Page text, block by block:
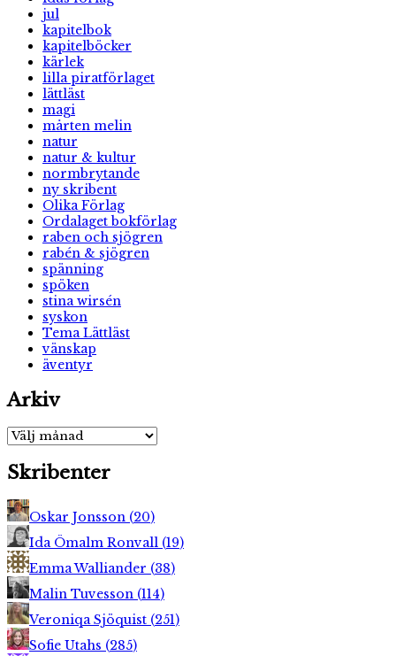
jul
kapitelbok
kapitelböcker
kärlek
lilla piratförlaget
lättläst
magi
mårten melin
natur
natur & kultur
normbrytande
ny skribent
Olika Förlag
Ordalaget bokförlag
raben och sjögren
rabén & sjögren
spänning
spöken
stina wirsén
syskon
Tema Lättläst
vänskap
äventyr
Arkiv
Arkiv
Skribenter
Oskar Jonsson (20)
Ida Ömalm Ronvall (19)
Emma Walliander (38)
Malin Tuvesson (114)
Veroniqa Sjöquist (251)
Sofie Utahs (285)